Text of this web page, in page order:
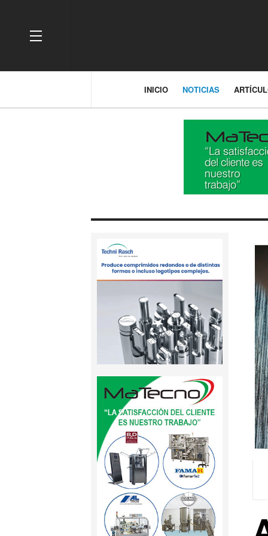
OFF CANVAS
INICIO NOTICIAS